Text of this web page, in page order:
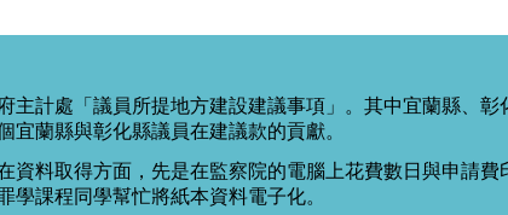
主計處「議員所提地方建設建議事項」。其中宜蘭縣、
蘭縣與彰化縣議員在建議款的貢獻。
資料取得方面，先是在監察院的電腦上花費數日與申請
學課程同學幫忙將紙本資料電子化。